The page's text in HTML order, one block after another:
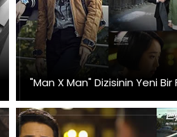
"Man X Man" Dizisinin Yeni Bir